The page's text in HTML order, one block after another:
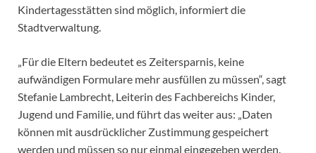
Kindertagesstätten sind möglich, informiert die
Stadtverwaltung.
„Für die Eltern bedeutet es Zeitersparnis, keine
aufwändigen Formulare mehr ausfüllen zu müssen“, sagt
Stefanie Lambrecht, Leiterin des Fachbereichs Kinder,
Jugend und Familie, und führt das weiter aus: „Daten
können mit ausdrücklicher Zustimmung gespeichert
werden und müssen so nur einmal eingegeben werden.